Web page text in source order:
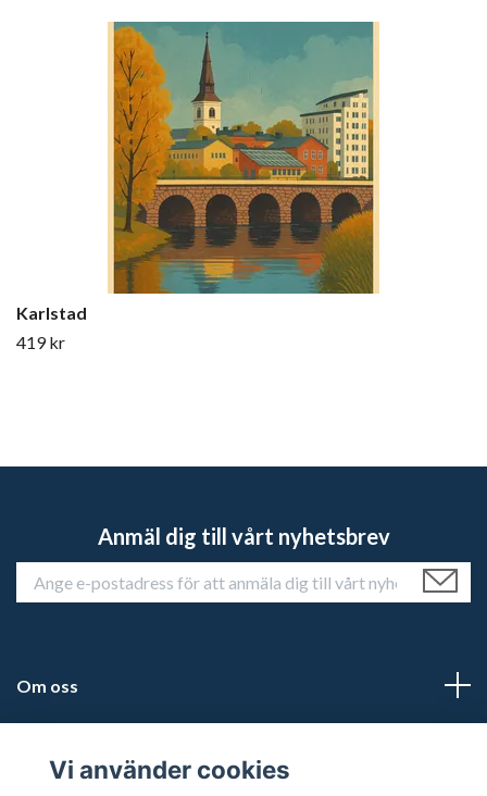
Karlstad
419 kr
Anmäl dig till vårt nyhetsbrev
Om oss
Vi använder cookies